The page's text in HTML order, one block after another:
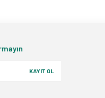
KAYIT OL